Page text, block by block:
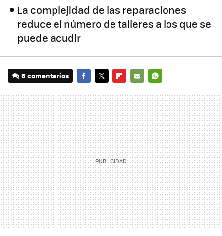
La complejidad de las reparaciones
reduce el número de talleres a los que se
puede acudir
8 comentarios
MAIL